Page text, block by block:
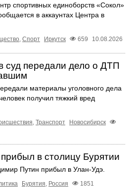
спортивных единоборств «Сокол»
в аккаунтах Центра в
, Спорт Иркутск 659 10.08.2026
суд передали дело о ДТП
материалы уголовного дела
получил тяжкий вред
, Транспорт
Новосибирск
в столицу Бурятии
Путин прибыл в Улан-Удэ.
Бурятия, Россия
1851